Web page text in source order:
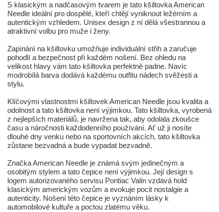
S klasickým a nadčasovým tvarem je tato kšiltovka American
Needle ideální pro dospělé, kteří chtějí vyniknout ležérním a
autentickým vzhledem. Unisex design z ní dělá všestrannou a
atraktivní volbu pro muže i ženy.
Zapínání na kšiltovku umožňuje individuální střih a zaručuje
pohodlí a bezpečnost při každém nošení. Bez ohledu na
velikost hlavy vám tato kšiltovka perfektně padne. Navíc
modrobílá barva dodává každému outfitu nádech svěžesti a
stylu.
Klíčovými vlastnostmi kšiltovek American Needle jsou kvalita a
odolnost a tato kšiltovka není výjimkou. Tato kšiltovka, vyrobená
z nejlepších materiálů, je navržena tak, aby odolala zkoušce
času a náročnosti každodenního používání. Ať už ji nosíte
dlouhé dny venku nebo na sportovních akcích, tato kšiltovka
zůstane bezvadná a bude vypadat bezvadně.
Značka American Needle je známá svým jedinečným a
osobitým stylem a tato čepice není výjimkou. Její design s
logem autorizovaného servisu Pontiac Valin vzdává hold
klasickým americkým vozům a evokuje pocit nostalgie a
autenticity. Nošení této čepice je vyznáním lásky k
automobilové kultuře a poctou zlatému věku.